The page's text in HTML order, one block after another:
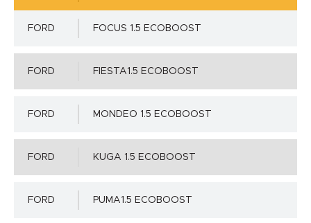
=> 1.00 MPa
-0.16 mm.
FORD FOCUS 1.5 ECOBOOST
FORD FIESTA1.5 ECOBOOST
FORD MONDEO 1.5 ECOBOOST
FORD KUGA 1.5 ECOBOOST
FORD PUMA1.5 ECOBOOST